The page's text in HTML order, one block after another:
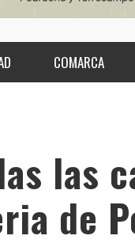
COMARCA
las
de